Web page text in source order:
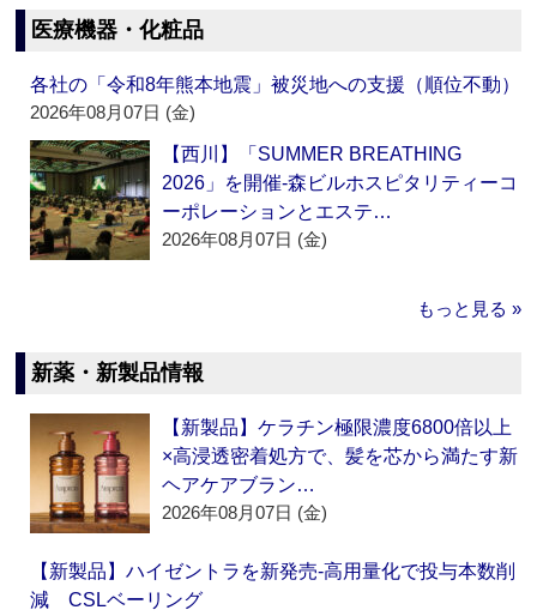
医療機器・化粧品
各社の「令和8年熊本地震」被災地への支援（順位不動）
2026年08月07日 (金)
【西川】「SUMMER BREATHING
2026」を開催‐森ビルホスピタリティーコ
ーポレーションとエステ…
2026年08月07日 (金)
もっと見る »
新薬・新製品情報
【新製品】ケラチン極限濃度6800倍以上
×高浸透密着処方で、髪を芯から満たす新
ヘアケアブラン…
2026年08月07日 (金)
【新製品】ハイゼントラを新発売‐高用量化で投与本数削
減 CSLベーリング